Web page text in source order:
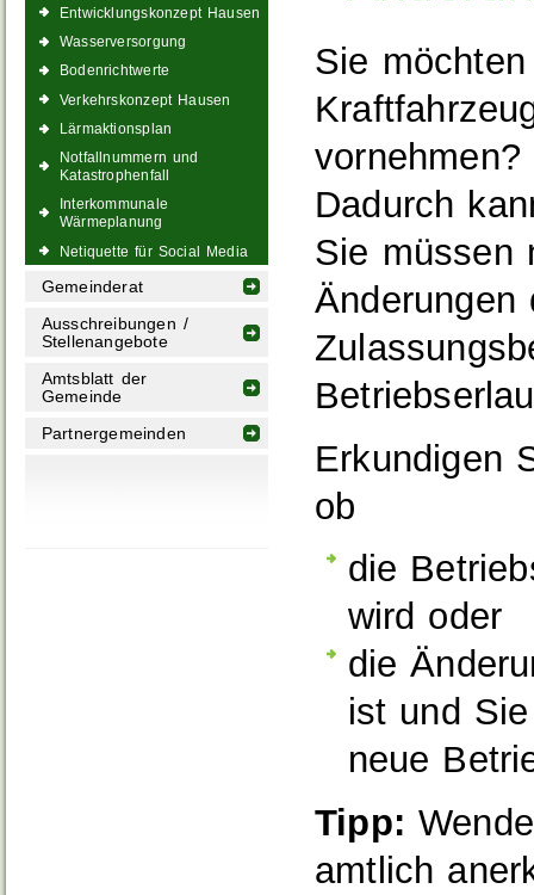
Entwicklungskonzept Hausen
Wasserversorgung
Bodenrichtwerte
Verkehrskonzept Hausen
Lärmaktionsplan
Notfallnummern und
Katastrophenfall
Interkommunale
Wärmeplanung
Netiquette für Social Media
Gemeinderat
Ausschreibungen /
Stellenangebote
Amtsblatt der
Gemeinde
Partnergemeinden
Sie
vornehmen?
Dadurch
Sie müssen
Änderungen
Erkundigen
ob
die
wird oder
die
ist und
neue
Tipp:
amtlich